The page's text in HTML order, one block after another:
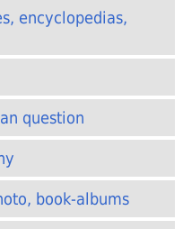
encyclopedias,
question
book-albums